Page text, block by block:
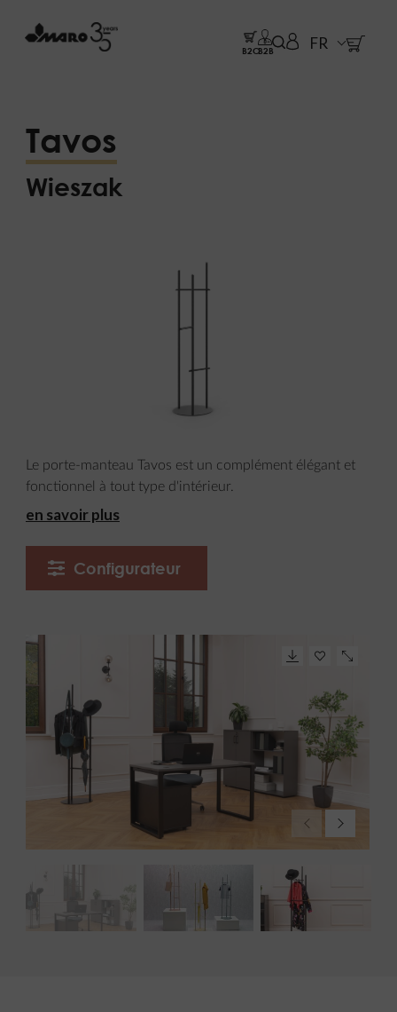
B2CB2B FR
Tavos
Wieszak
Le porte-manteau Tavos est un complément élégant et
fonctionnel à tout type d'intérieur.
en savoir plus
Configurateur